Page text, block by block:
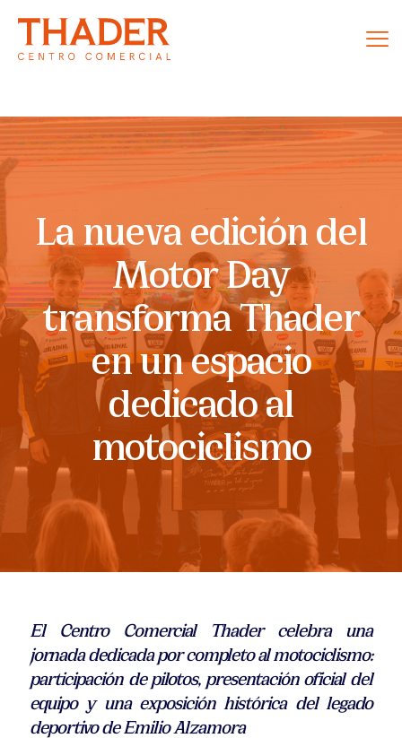
La nueva edición del
Motor Day
transforma Thader
en un espacio
dedicado al
motociclismo
El Centro Comercial Thader celebra una
jornada dedicada por completo al motociclismo:
participación de pilotos, presentación oficial del
equipo y una exposición histórica del legado
deportivo de Emilio Alzamora